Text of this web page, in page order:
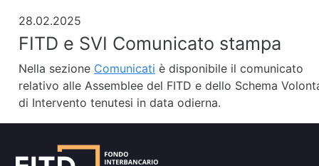
28.02.2025
FITD e SVI Comunicato stampa
Nella sezione Comunicati è disponibile il comunicato
relativo alle Assemblee del FITD e dello Schema
di Intervento tenutesi in data odierna.